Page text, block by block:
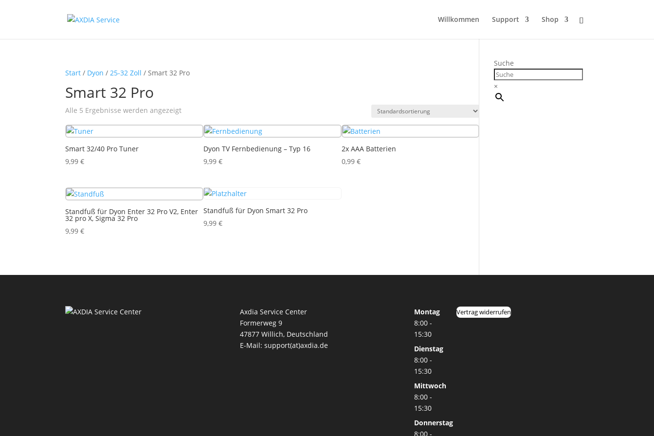
Willkommen Support Shop
Start / Dyon /25-32 Zoll / Smart 32 Pro
Smart 32 Pro
Alle 5 Ergebnisse werden angezeigt
Smart 32/40 Pro Tuner
9,99€
Dyon TV Fernbedienung – Typ 16
9,99 €
2x AAA Batterien
0,99 €
Standfuß für Dyon Enter 32 Pro V2, Enter
32 pro X, Sigma 32 Pro
9,99€
Standfuß für Dyon Smart 32 Pro
9,99 €
Suche
×
Axdia Service Center
Formerweg 9
47877 Willich, Deutschland
E-Mail: support(at)axdia.de
Montag
8:00 -
15:30
Dienstag
8:00 -
15:30
Mittwoch
8:00 -
15:30
Donnerstag
8:00 -
Vertrag widerrufen